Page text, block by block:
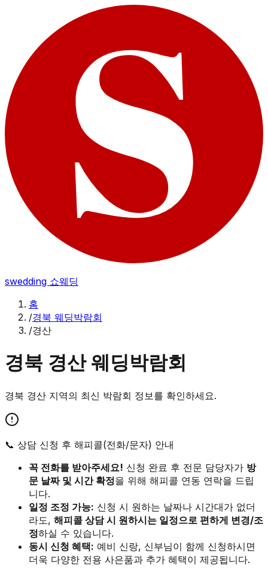
swedding 쇼웨딩
홈
/경북 웨딩박람회
/경산
경북 경산웨딩박람회
경북 경산 지역의 최신 박람회 정보를 확인하세요.
📞 상담 신청 후 해피콜(전화/문자) 안내
꼭 전화를 받아주세요! 신청 완료 후 전문 담당자가 방
문 날짜 및 시간 확정을 위해 해피콜 연동 연락을 드립
니다.
일정 조정 가능: 신청 시 원하는 날짜나 시간대가 없더
라도, 해피콜 상담 시 원하시는 일정으로 편하게 변경/조
정하실 수 있습니다.
동시 신청 혜택: 예비 신랑, 신부님이 함께 신청하시면
더욱 다양한 전용 사은품과 추가 혜택이 제공됩니다.